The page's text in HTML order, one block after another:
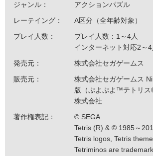
ジャンル：
アクションパズル
レーテイング：
A区分（全年齢対象）
プレイ人数：
プレイ人数：1～4人
インターネット対応2～4
発売元：
株式会社セガゲームス
販売元：
株式会社セガゲームス
版（ぷよぷよ™テトリ
株式会社
著作権表記：
© SEGA
Tetris (R) & © 1985～
Tetris logos, Tetris
Tetriminos are